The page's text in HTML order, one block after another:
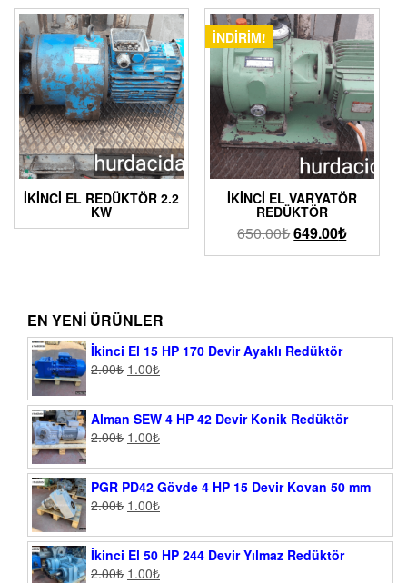
İKİNCİ EL REDÜKTÖR 2.2
KW
İNDIRIM!
İKINCI EL VARYATÖR
REDÜKTÖR
650.00₺649.00₺
EN YENI ÜRÜNLER
İkinci El 15 HP 170 Devir Ayaklı Redüktör
2.00₺ 1.00₺
Alman SEW 4 HP 42 Devir Konik Redüktör
2.00₺ 1.00₺
PGR PD42 Gövde 4 HP 15 Devir Kovan 50 mm
2.00₺ 1.00₺
İkinci El 50 HP 244 Devir Yılmaz Redüktör
2.00₺ 1.00₺